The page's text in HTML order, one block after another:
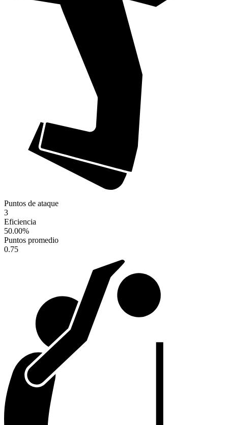
Puntos de ataque
3
Eficiencia
50.00%
Puntos promedio
0.75